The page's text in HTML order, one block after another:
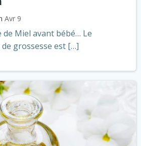
Avr 9
Miel avant bébé… Le
grossesse est […]